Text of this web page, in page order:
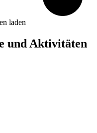
laden
und Aktivitäten